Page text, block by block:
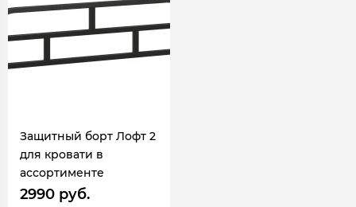
Защитный борт Лофт 2
для кровати в
ассортименте
2990 руб.